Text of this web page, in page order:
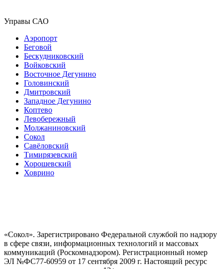
Управы САО
Аэропорт
Беговой
Бескудниковский
Войковский
Восточное Дегунино
Головинский
Дмитровский
Западное Дегунино
Коптево
Левобережный
Молжаниновский
Сокол
Савёловский
Тимирязевский
Хорошевский
Ховрино
«Сокол». Зарегистрировано Федеральной службой по надзору
в сфере связи, информационных технологий и массовых
коммуникаций (Роскомнадзором). Регистрационный номер
ЭЛ №ФС77-60959 от 17 сентября 2009 г. Настоящий ресурс